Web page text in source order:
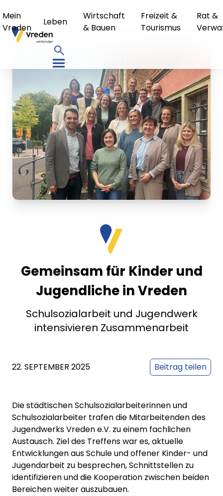
Mein
Vreden
Leben
Wirtschaft
& Bauen
Freizeit &
Tourismus
Rat &
Gemeinsam für Kinder und
Jugendliche in Vreden
Schulsozialarbeit und Jugendwerk
intensivieren Zusammenarbeit
22. SEPTEMBER 2025 Beitrag teilen
Die städtischen Schulsozialarbeiterinnen und
Schulsozialarbeiter trafen die Mitarbeitenden des
Jugendwerks Vreden e.V. zu einem fachlichen
Austausch. Ziel des Treffens war es, aktuelle
Entwicklungen aus Schule und offener Kinder- und
Jugendarbeit zu besprechen, Schnittstellen zu
identifizieren und die Kooperation zwischen beiden
Bereichen weiter auszubauen.